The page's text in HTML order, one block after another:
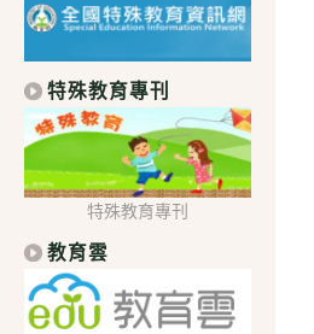
特殊教育專刊
特殊教育專刊
教育雲